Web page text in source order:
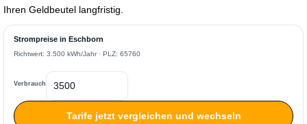
Ihren Geldbeutel langfristig.
Strompreise in Eschborn
Richtwert: 3.500 kWh/Jahr · PLZ: 65760
Verbrauch
Tarife jetzt vergleichen und wechseln